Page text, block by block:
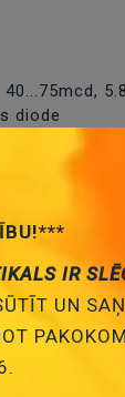
diode
IR
UN